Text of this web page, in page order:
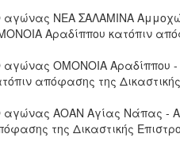
αγώνας ΝΕΑ ΣΑΛΑΜΙΝΑ
Αραδίππου κατόπιν
αγώνας ΟΜΟΝΟΙΑ Αραδίππου -
απόφασης της
αγώνας ΑΟΑΝ Αγίας Νάπας -
της Δικαστικής